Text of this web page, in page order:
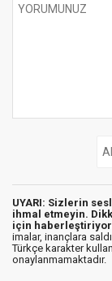
UYARI: Sizlerin
ihmal etmeyin.
için
imalar, inançlara
Türkçe karakter
onaylanmamaktadır.